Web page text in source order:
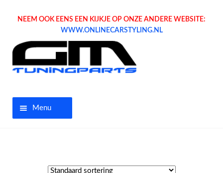
NEEM OOK EENS EEN KIJKJE OP ONZE ANDERE WEBSITE:
WWW.ONLINECARSTYLING.NL
Menu